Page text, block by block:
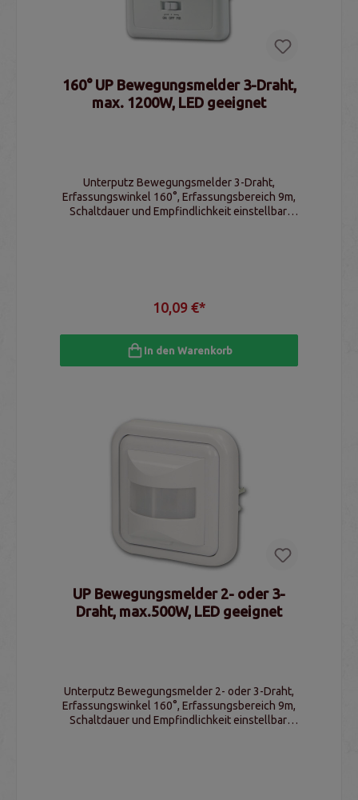
160° UP Bewegungsmelder 3-Draht,
max. 1200W, LED geeignet
Unterputz Bewegungsmelder 3-Draht,
Erfassungswinkel 160°, Erfassungsbereich 9m,
Schaltdauer und Empfindlichkeit einstellbar,
10,09 €*
In den Warenkorb
UP Bewegungsmelder 2- oder 3-
Draht, max.500W, LED geeignet
Unterputz Bewegungsmelder 2- oder 3-Draht,
Erfassungswinkel 160°, Erfassungsbereich 9m,
Schaltdauer und Empfindlichkeit einstellbar,